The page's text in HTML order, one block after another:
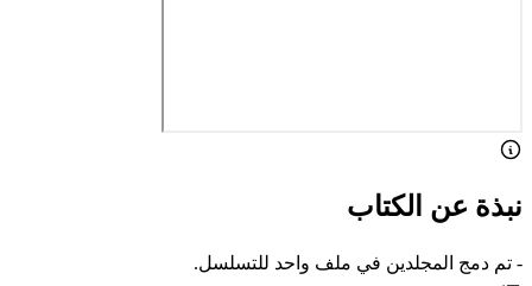
نبذة عن الكتاب
- تم دمج المجلدين في ملف واحد للتسلسل.